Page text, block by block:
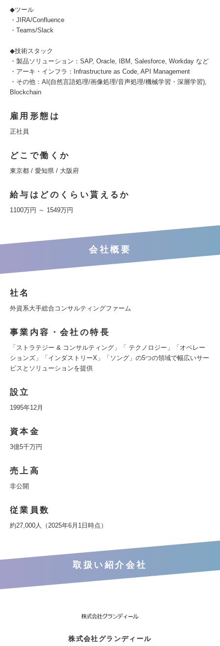
◆ツール
・JIRA/Confluence
・Teams/Slack
◆技術スタック
・製品ソリューション：SAP, Oracle, IBM, Salesforce, Workday など
・アーキ・インフラ：Infrastructure as Code, API Management
・その他：AI(自然言語処理/画像処理/音声処理/機械学習・深層学習),
Blockchain
雇用形態は
正社員
どこで働くか
東京都 / 愛知県 / 大阪府
給与はどのくらい貰えるか
1100万円 ～ 1549万円
会社概要
社名
外資系大手総合コンサルティングファーム
事業内容・会社の特長
「ストラテジー & コンサルティング」「 テクノロジー」「オペレー
ションズ」「インダストリーX」「ソング」の5つの領域で幅広いサー
ビスとソリューションを提供
設立
1995年12月
資本金
3億5千万円
売上高
非公開
従業員数
約27,000人（2025年6月1日時点）
取扱い紹介会社
株式会社グランディール